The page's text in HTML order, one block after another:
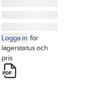
Logga in för
lagerstatus och
pris